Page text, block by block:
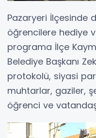
Pazaryeri İlçesinde
öğrencilere hediye
programa İlçe
Belediye Başkanı
protokolü, siyasi
muhtarlar, gaziler,
öğrenci ve